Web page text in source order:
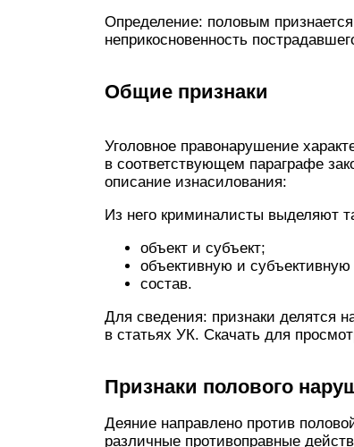
Определение: половым
неприкосновенность
Общие признаки
Уголовное правонарушение
в соответствующем параграфе
описание изнасилования:
Из него криминалисты выделяют
объект и субъект;
объективную и субъективную
состав.
Для сведения: признаки делятся
в статьях УК. Скачать для
Признаки полового
Деяние направлено против
различные противоправные